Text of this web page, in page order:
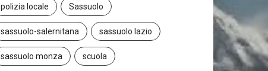
polizia locale Sassuolo
sassuolo-salernitana sassuolo lazio
sassuolo monza scuola